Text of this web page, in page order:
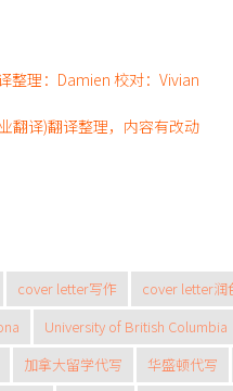
整理：Damien 校对：Vivian
翻译)翻译整理，内容有改动
cover letter写作 cover letter润
University of British Columbia
加拿大留学代写 华盛顿代写